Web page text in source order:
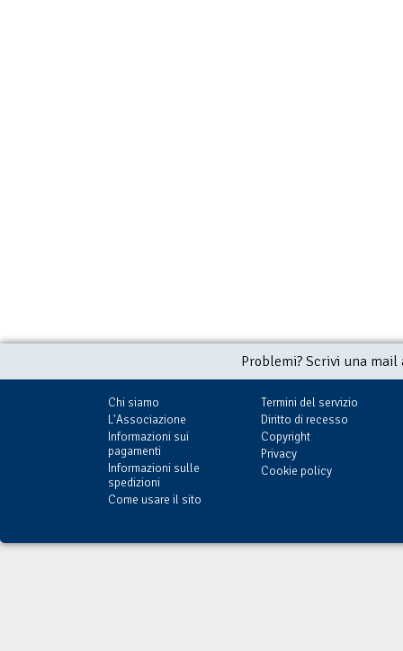
Problemi? Scrivi una
Chi siamo
L'Associazione
Informazioni sui
pagamenti
Informazioni sulle
spedizioni
Come usare il sito
Termini del servizio
Diritto di recesso
Copyright
Privacy
Cookie policy